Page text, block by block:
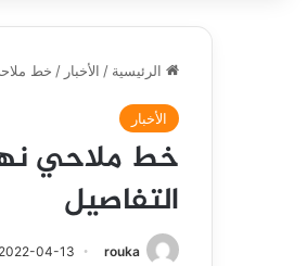
الرئيسية / الأخبار / خط
الأخبار
خط ملاحي
التفاصيل
rouka
2022-04-13